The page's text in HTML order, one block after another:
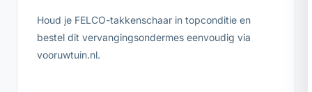
Houd je FELCO-takkenschaar in topconditie en
bestel dit vervangingsondermes eenvoudig via
vooruwtuin.nl.